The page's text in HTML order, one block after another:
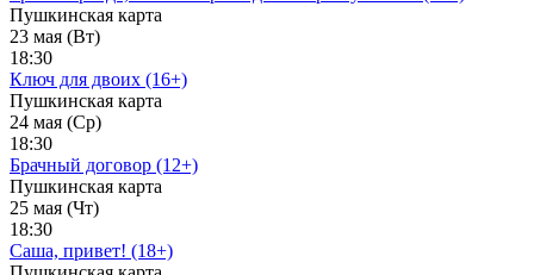
Пушкинская карта
23 мая (Вт)
18:30
Ключ для двоих (16+)
Пушкинская карта
24 мая (Ср)
18:30
Брачный договор (12+)
Пушкинская карта
25 мая (Чт)
18:30
Саша, привет! (18+)